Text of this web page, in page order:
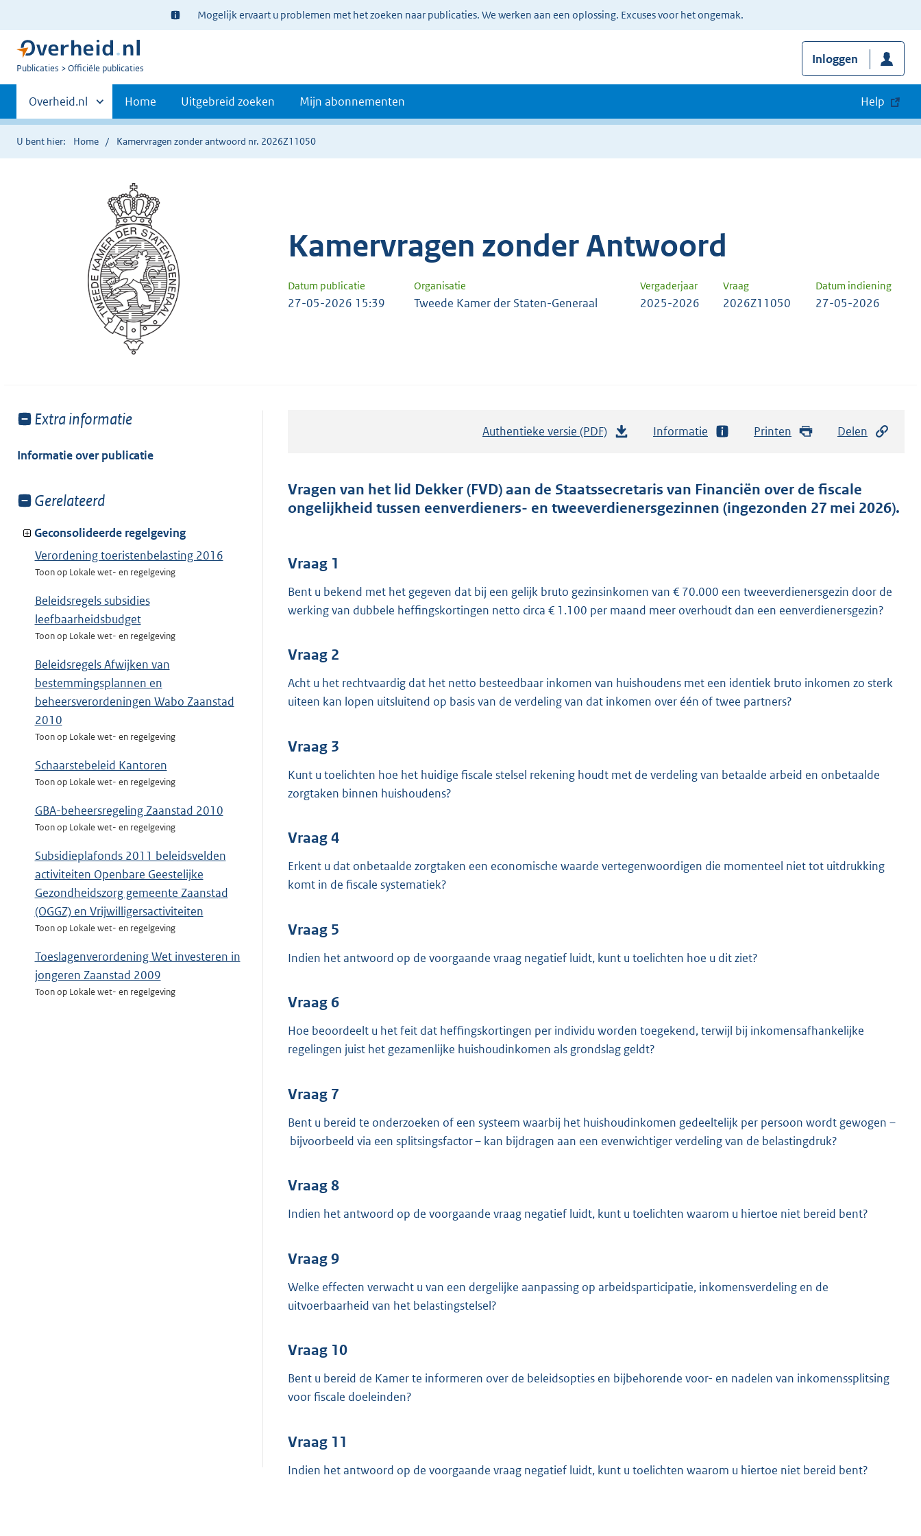
Ter
informatie:
Mogelijk ervaart u problemen met het zoeken naar publicaties. We werken aan een oplossing. Excuses voor het ongemak.
U
Publicaties Officiële publicaties
Inloggen
Primaire
navigatie
Andere
sites
binnen
Overheid.nl Home Uitgebreid zoeken Mijn abonnementen Help
U bent hier: Home Kamervragen zonder antwoord nr. 2026Z11050
Kamervragen zonder Antwoord
Datum publicatie Organisatie Vergaderjaar Vraag Datum indiening
27-05-2026 15:39 Tweede Kamer der Staten-Generaal 2025-2026 2026Z11050 27-05-2026
Toon
van:
Extra informatie
Informatie over publicatie
Toon
van:
Gerelateerd
Geconsolideerde regelgeving
Verordening toeristenbelasting 2016
Toon op Lokale wet- en regelgeving
Beleidsregels subsidies
leefbaarheidsbudget
Toon op Lokale wet- en regelgeving
Beleidsregels Afwijken van
bestemmingsplannen en
beheersverordeningen Wabo Zaanstad
2010
Toon op Lokale wet- en regelgeving
Schaarstebeleid Kantoren
Toon op Lokale wet- en regelgeving
GBA-beheersregeling Zaanstad 2010
Toon op Lokale wet- en regelgeving
Subsidieplafonds 2011 beleidsvelden
activiteiten Openbare Geestelijke
Gezondheidszorg gemeente Zaanstad
(OGGZ) en Vrijwilligersactiviteiten
Toon op Lokale wet- en regelgeving
Toeslagenverordening Wet investeren in
jongeren Zaanstad 2009
Toon op Lokale wet- en regelgeving
Authentieke versie (PDF)
t
a
r
o
e
:
b
Informatie Printen Delen
Vragen van het lid Dekker (FVD) aan de Staatssecretaris van Financiën over de fiscale
ongelijkheid tussen eenverdieners- en tweeverdienersgezinnen (ingezonden 27 mei 2026).
Vraag 1
Bent u bekend met het gegeven dat bij een gelijk bruto gezinsinkomen van € 70.000 een tweeverdienersgezin door de
werking van dubbele heffingskortingen netto circa € 1.100 per maand meer overhoudt dan een eenverdienersgezin?
Vraag 2
Acht u het rechtvaardig dat het netto besteedbaar inkomen van huishoudens met een identiek bruto inkomen zo sterk
uiteen kan lopen uitsluitend op basis van de verdeling van dat inkomen over één of twee partners?
Vraag 3
Kunt u toelichten hoe het huidige fiscale stelsel rekening houdt met de verdeling van betaalde arbeid en onbetaalde
zorgtaken binnen huishoudens?
Vraag 4
Erkent u dat onbetaalde zorgtaken een economische waarde vertegenwoordigen die momenteel niet tot uitdrukking
komt in de fiscale systematiek?
Vraag 5
Indien het antwoord op de voorgaande vraag negatief luidt, kunt u toelichten hoe u dit ziet?
Vraag 6
Hoe beoordeelt u het feit dat heffingskortingen per individu worden toegekend, terwijl bij inkomensafhankelijke
regelingen juist het gezamenlijke huishoudinkomen als grondslag geldt?
Vraag 7
Bent u bereid te onderzoeken of een systeem waarbij het huishoudinkomen gedeeltelijk per persoon wordt gewogen –
bijvoorbeeld via een splitsingsfactor – kan bijdragen aan een evenwichtiger verdeling van de belastingdruk?
Vraag 8
Indien het antwoord op de voorgaande vraag negatief luidt, kunt u toelichten waarom u hiertoe niet bereid bent?
Vraag 9
Welke effecten verwacht u van een dergelijke aanpassing op arbeidsparticipatie, inkomensverdeling en de
uitvoerbaarheid van het belastingstelsel?
Vraag 10
Bent u bereid de Kamer te informeren over de beleidsopties en bijbehorende voor- en nadelen van inkomenssplitsing
voor fiscale doeleinden?
Vraag 11
Indien het antwoord op de voorgaande vraag negatief luidt, kunt u toelichten waarom u hiertoe niet bereid bent?